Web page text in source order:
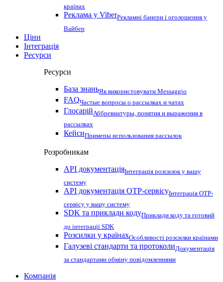
країнах
Реклама у ViberРекламні банери і оголошення у
Вайбер
Ціни
Інтеграція
Ресурси
Ресурси
База знаньЯк використовувати Messaggio
FAQЧастые вопросы о рассылках и чатах
ГлосарійАббревиатуры, понятия и выражения в
рассылках
КейсиПримеры использования рассылок
Розробникам
API документаціяІнтеграція розсилок у вашу
систему
API документація OTP-сервісуІнтеграція OTP-
сервісу у вашу систему
SDK та приклади кодуПриклади коду та готовий
до інтеграції SDK
Розсилки у країнахОсобливості розсилки країнами
Галузеві стандарти та протоколиДокументація
за стандартами обміну повідомленнями
Компанія